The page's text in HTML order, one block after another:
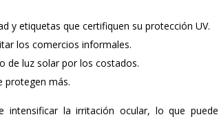
y etiquetas que certifiquen su protección UV.
los comercios informales.
de luz solar por los costados.
protegen más.
intensificar la irritación ocular, lo que puede